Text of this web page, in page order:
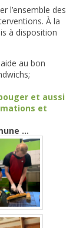
l’ensemble des
À la
à disposition
au bon
et aussi
et
…